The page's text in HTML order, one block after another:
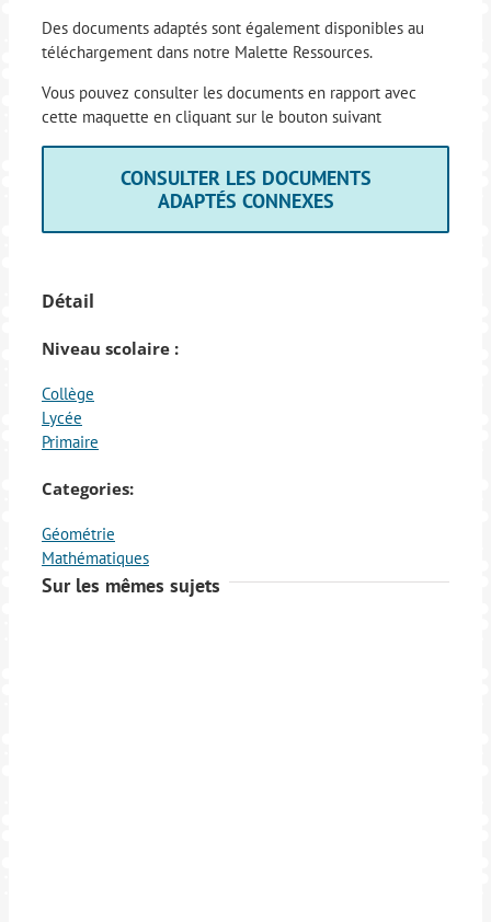
Des documents adaptés sont également disponibles au
téléchargement dans notre Malette Ressources.
Vous pouvez consulter les documents en rapport avec
cette maquette en cliquant sur le bouton suivant
CONSULTER LES DOCUMENTS
ADAPTÉS CONNEXES
Détail
Niveau scolaire :
Collège
Lycée
Primaire
Categories:
Géométrie
Mathématiques
Sur les mêmes sujets